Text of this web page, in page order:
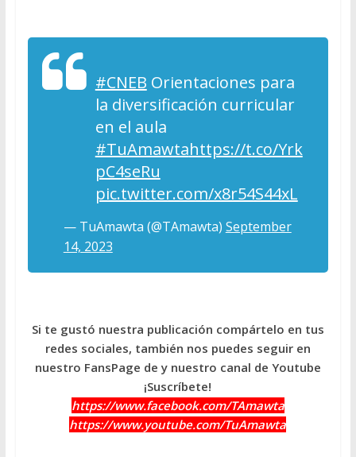
#CNEB Orientaciones para
la diversificación curricular
en el aula
#TuAmawtahttps://t.co/Yrk
pC4seRu
pic.twitter.com/x8r54S44xL
— TuAmawta (@TAmawta) September
14, 2023
Si te gustó nuestra publicación compártelo en tus
redes sociales, también nos puedes seguir en
nuestro FansPage de y nuestro canal de Youtube
¡Suscríbete!
https://www.facebook.com/TAmawta
https://www.youtube.com/TuAmawta